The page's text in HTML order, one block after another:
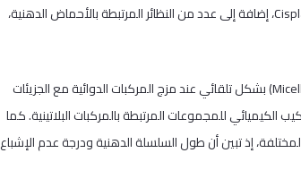
التفاعلات بين مجموعة من مركبات البلاتين المضادة للسرطان، بما في ذلك عقار Cisplatin، إضافة إلى عدد من النظائر المرتبطة بالأحماض الدهنية،
وأظهرت نتائج المحاكاة تشكّل تجمعات جزيئية شبيهة بالمذيلات (Micelle-like aggregates) بشكل تلقائي عند مزج المركبات الدوائية مع الجزيئات
الكيميائي للمجموعات المرتبطة بالمركبات البلاتينية. كما
إذ تبين أن طول السلسلة الدهنية ودرجة عدم الإشباع